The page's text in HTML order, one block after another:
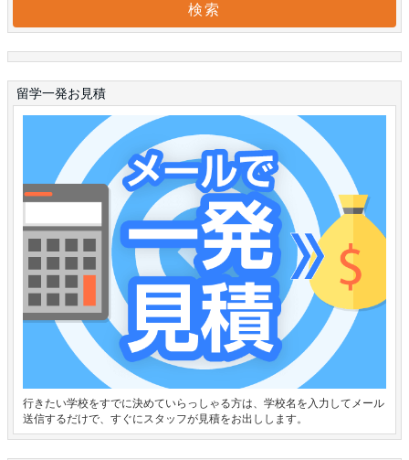
留学一発お見積
行きたい学校をすでに決めていらっしゃる方は、学校名を入力してメール
送信するだけで、すぐにスタッフが見積をお出しします。